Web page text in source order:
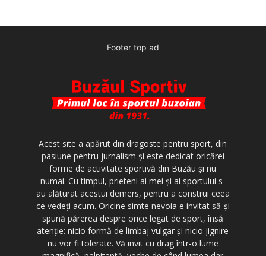
Footer top ad
Acest site a apărut din dragoste pentru sport, din
pasiune pentru jurnalism şi este dedicat oricărei
forme de activitate sportivă din Buzău şi nu
numai. Cu timpul, prieteni ai mei şi ai sportului s-
au alăturat acestui demers, pentru a construi ceea
ce vedeţi acum. Oricine simte nevoia e invitat să-şi
spună părerea despre orice legat de sport, însă
atenţie: nicio formă de limbaj vulgar şi nicio jignire
nu vor fi tolerate. Vă invit cu drag într-o lume